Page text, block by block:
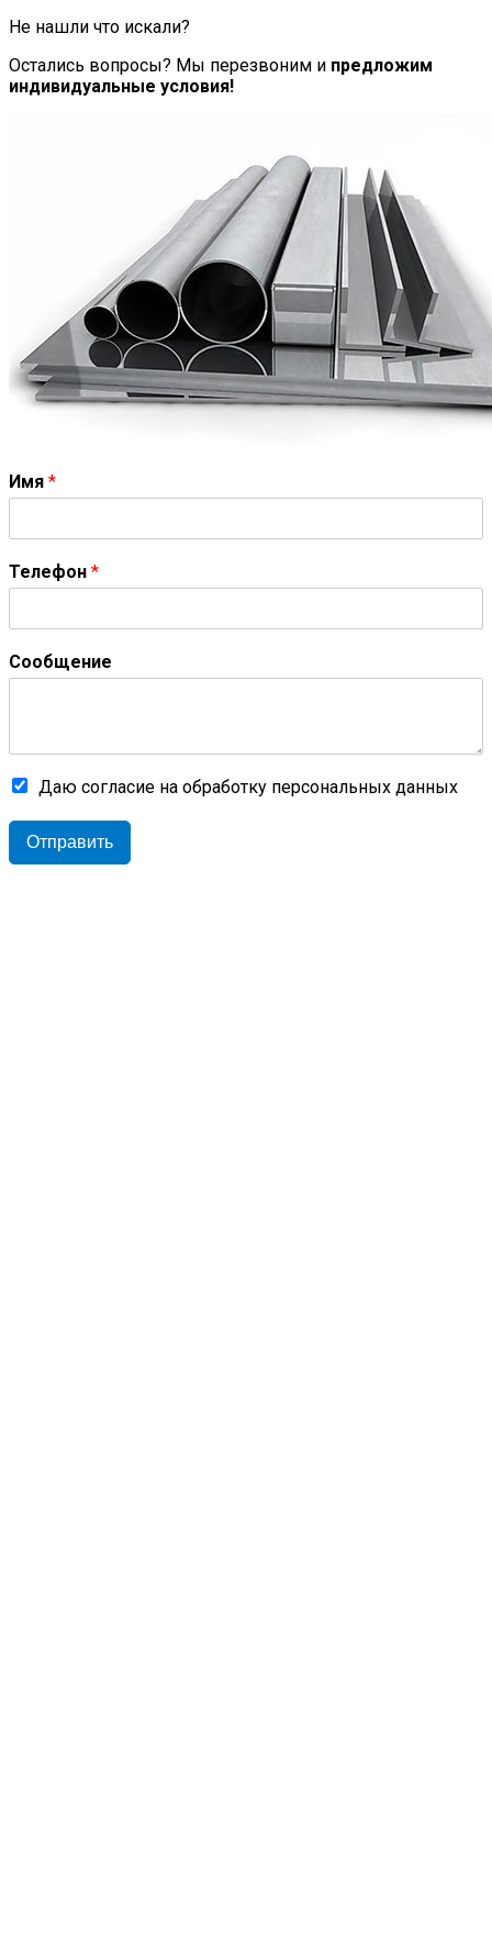
Не нашли что искали?
Остались вопросы? Мы перезвоним и предложим
индивидуальные условия!
Имя *
Телефон *
Сообщение
Даю согласие на обработку персональных данных
Отправить